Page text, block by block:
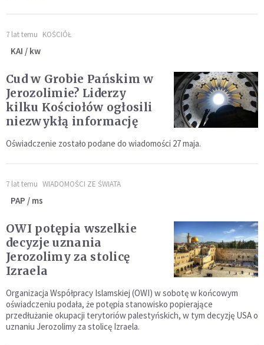
7 lat temu KOŚCIÓŁ
KAI / kw
Cud w Grobie Pańskim w
Jerozolimie? Liderzy
kilku Kościołów ogłosili
niezwykłą informację
Oświadczenie zostało podane do wiadomości 27 maja.
7 lat temu WIADOMOŚCI ZE ŚWIATA
PAP / ms
OWI potępia wszelkie
decyzje uznania
Jerozolimy za stolicę
Izraela
Organizacja Współpracy Islamskiej (OWI) w sobotę w końcowym
oświadczeniu podała, że potępia stanowisko popierające
przedłużanie okupacji terytoriów palestyńskich, w tym decyzję USA o
uznaniu Jerozolimy za stolicę Izraela.